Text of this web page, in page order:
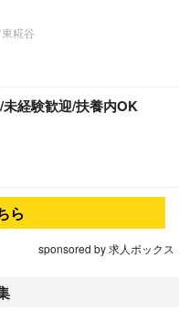
糀谷
経験歓迎/扶養内OK
ら
sponsored by 求人ボックス